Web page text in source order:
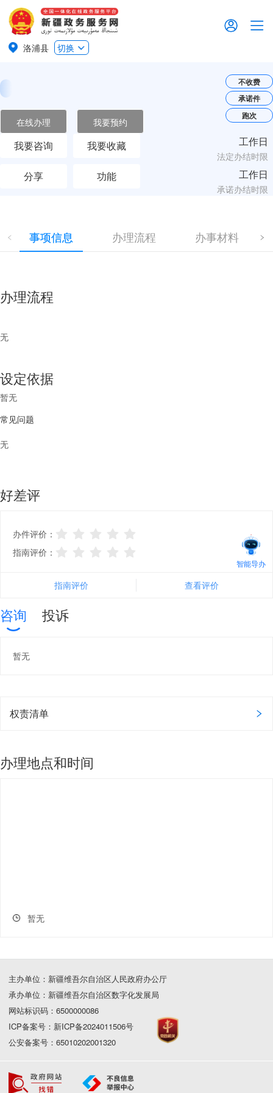
洛浦县 切换
智能导办
在线办理 我要预约
我要咨询 我要收藏
分享 功能
不收费
承诺件
跑次
工作日
法定办结时限
工作日
承诺办结时限
事项信息 办理流程 办事材料
办理流程
无
设定依据
暂无
常见问题
无
好差评
办件评价：
指南评价：
指南评价 查看评价
咨询 投诉
暂无
权责清单
办理地点和时间
暂无
主办单位：新疆维吾尔自治区人民政府办公厅
承办单位：新疆维吾尔自治区数字化发展局
网站标识码：6500000086
ICP备案号：新ICP备2024011506号
公安备案号：65010202001320